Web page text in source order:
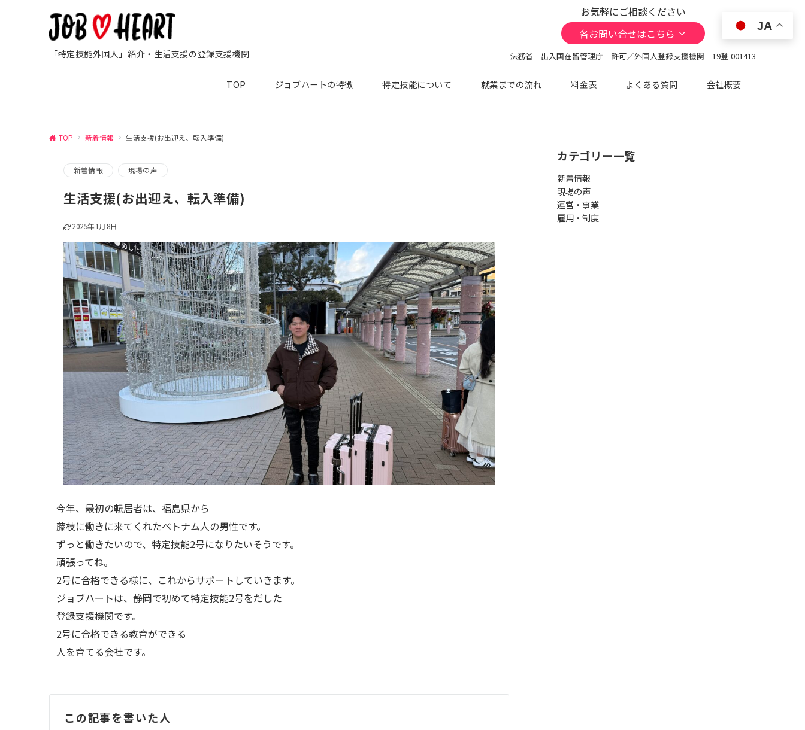
「特定技能外国人」紹介・生活支援の登録支援機関
お気軽にご相談ください
各お問い合せはこちら
法務省 出入国在留管理庁 許可／外国人登録支援機関 19登-001413
TOP ジョブハートの特徴 特定技能について 就業までの流れ 料金表 よくある質問 会社概要
TOP 新着情報 生活支援(お出迎え、転入準備)
新着情報 現場の声
生活支援(お出迎え、転入準備)
2025年1月8日
今年、最初の転居者は、福島県から
藤枝に働きに来てくれたベトナム人の男性です。
ずっと働きたいので、特定技能2号になりたいそうです。
頑張ってね。
2号に合格できる様に、これからサポートしていきます。
ジョブハートは、静岡で初めて特定技能2号をだした
登録支援機関です。
2号に合格できる教育ができる
人を育てる会社です。
この記事を書いた人
カテゴリー一覧
新着情報
現場の声
運営・事業
雇用・制度
JA